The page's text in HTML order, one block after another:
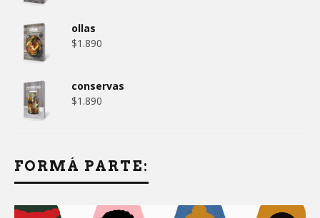
ollas
$1.890
conservas
$1.890
FORMÁ PARTE: